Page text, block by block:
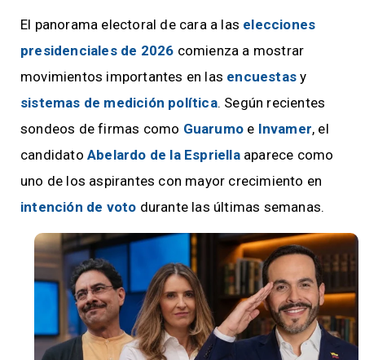
El panorama electoral de cara a las elecciones
presidenciales de 2026 comienza a mostrar
movimientos importantes en las encuestas y
sistemas de medición política. Según recientes
sondeos de firmas como Guarumo e Invamer, el
candidato Abelardo de la Espriellaaparece como
uno de los aspirantes con mayor crecimiento en
intención de voto durante las últimas semanas.